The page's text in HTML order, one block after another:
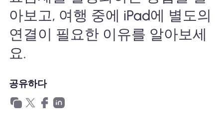
비즈니스를위한
아보고, 여행 중에 iPad에 별도의
연결이 필요한 이유를 알아보세
요.
공유하다